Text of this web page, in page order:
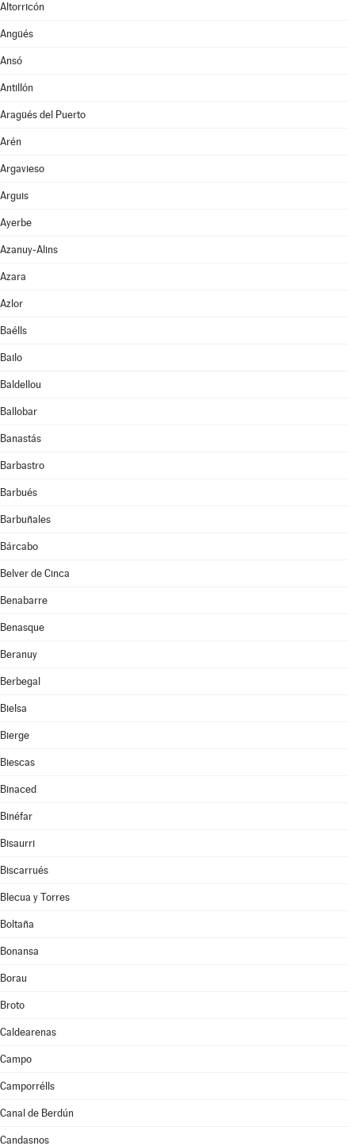
Altorricón
Angüés
Ansó
Antillón
Aragüés del Puerto
Arén
Argavieso
Arguis
Ayerbe
Azanuy-Alins
Azara
Azlor
Baélls
Bailo
Baldellou
Ballobar
Banastás
Barbastro
Barbués
Barbuñales
Bárcabo
Belver de Cinca
Benabarre
Benasque
Beranuy
Berbegal
Bielsa
Bierge
Biescas
Binaced
Binéfar
Bisaurri
Biscarrués
Blecua y Torres
Boltaña
Bonansa
Borau
Broto
Caldearenas
Campo
Camporrélls
Canal de Berdún
Candasnos